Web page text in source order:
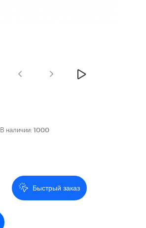
В наличии: 1000
Быстрый заказ